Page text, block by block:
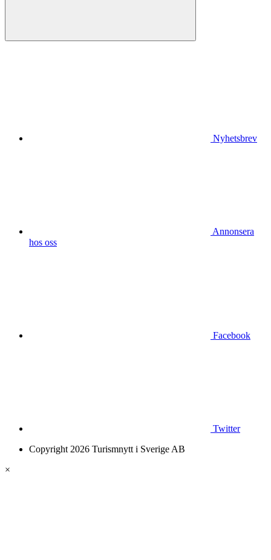
Nyhetsbrev
Annonsera
hos oss
Facebook
Twitter
Copyright 2026 Turismnytt i Sverige AB
×